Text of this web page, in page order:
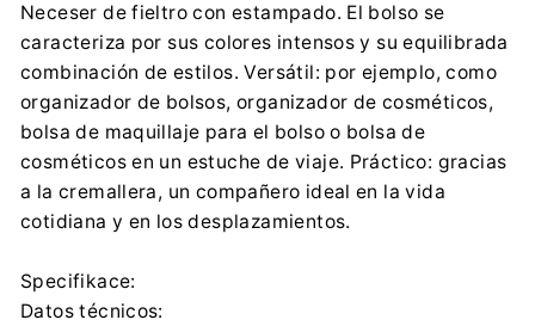
arco@arcodesign.pl
0048 42 225 24 89
ARCO DESIGN Sp. z o.o. Sp. k.
Partyzancka 186/190, 95-200 Pabianice
arco@arcodesign.pl
0048 42 225 24 89
Neceser de fieltro con estampado. El bolso se
caracteriza por sus colores intensos y su equilibrada
combinación de estilos. Versátil: por ejemplo, como
organizador de bolsos, organizador de cosméticos,
bolsa de maquillaje para el bolso o bolsa de
cosméticos en un estuche de viaje. Práctico: gracias
a la cremallera, un compañero ideal en la vida
cotidiana y en los desplazamientos.
Specifikace:
Datos técnicos: